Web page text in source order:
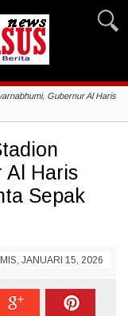
Gubernur Al Haris
Al Haris
Sepak
JANUARI 15, 2026